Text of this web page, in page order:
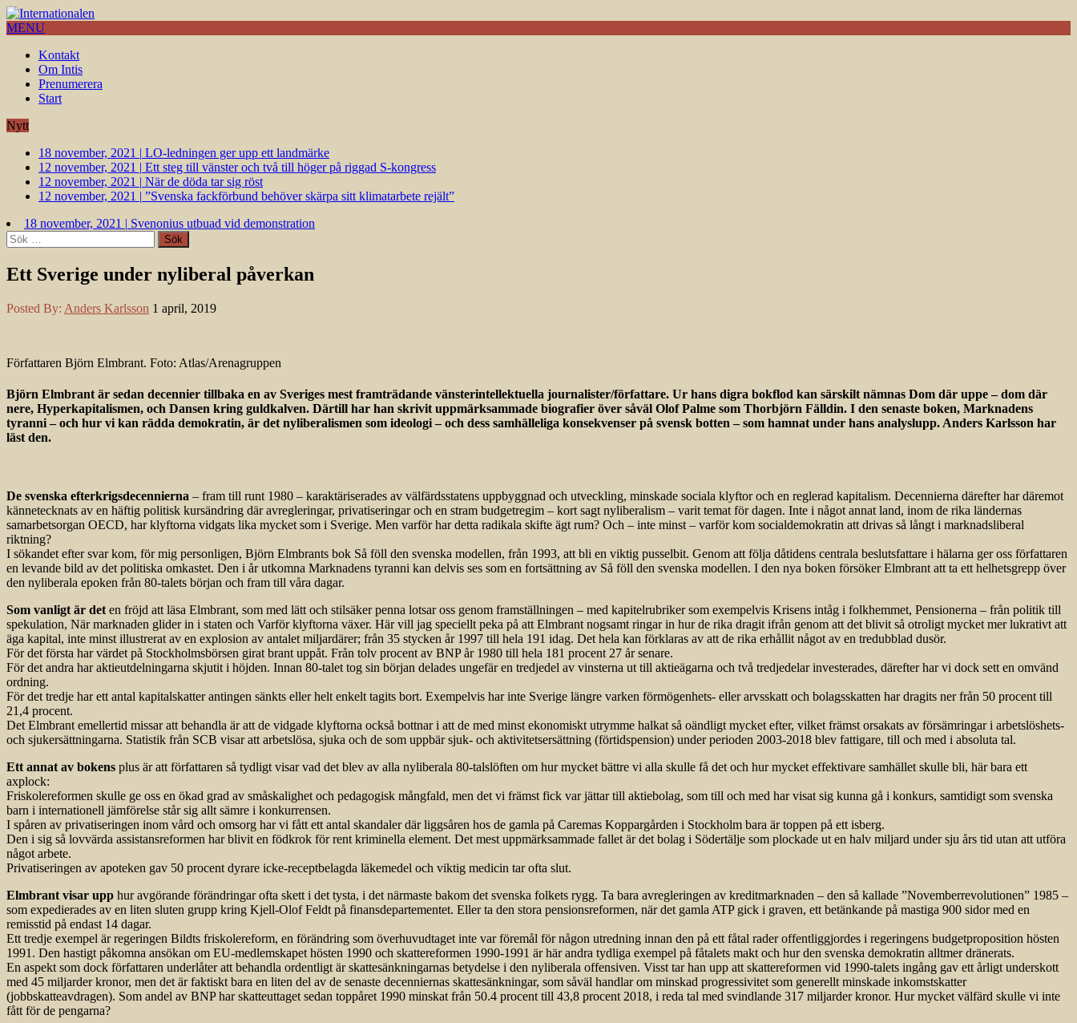
MENU
Kontakt
Om Intis
Prenumerera
Start
Nytt
18 november, 2021 | LO-ledningen ger upp ett landmärke
12 november, 2021 | Ett steg till vänster och två till höger på riggad S-kongress
12 november, 2021 | När de döda tar sig röst
12 november, 2021 | ”Svenska fackförbund behöver skärpa sitt klimatarbete rejält”
18 november, 2021 | Svenonius utbuad vid demonstration
Sök
efter:
Ett Sverige under nyliberal påverkan
Posted By: Anders Karlsson 1 april, 2019
Författaren Björn Elmbrant. Foto: Atlas/Arenagruppen
Björn Elmbrant är sedan decennier tillbaka en av Sveriges mest framträdande vänsterintellektuella journalister/författare. Ur hans digra bokflod kan särskilt nämnas Dom där uppe – dom där
nere, Hyperkapitalismen, och Dansen kring guldkalven. Därtill har han skrivit uppmärksammade biografier över såväl Olof Palme som Thorbjörn Fälldin. I den senaste boken, Marknadens
tyranni – och hur vi kan rädda demokratin, är det nyliberalismen som ideologi – och dess samhälleliga konsekvenser på svensk botten – som hamnat under hans analyslupp. Anders Karlsson har
läst den.
De svenska efterkrigsdecennierna – fram till runt 1980 – karaktäriserades av välfärdsstatens uppbyggnad och utveckling, minskade sociala klyftor och en reglerad kapitalism. Decennierna därefter har däremot
kännetecknats av en häftig politisk kursändring där avregleringar, privatiseringar och en stram budgetregim – kort sagt nyliberalism – varit temat för dagen. Inte i något annat land, inom de rika ländernas
samarbetsorgan OECD, har klyftorna vidgats lika mycket som i Sverige. Men varför har detta radikala skifte ägt rum? Och – inte minst – varför kom socialdemokratin att drivas så långt i marknadsliberal
riktning?
I sökandet efter svar kom, för mig personligen, Björn Elmbrants bok Så föll den svenska modellen, från 1993, att bli en viktig pusselbit. Genom att följa dåtidens centrala beslutsfattare i hälarna ger oss författaren
en levande bild av det politiska omkastet. Den i år utkomna Marknadens tyranni kan delvis ses som en fortsättning av Så föll den svenska modellen. I den nya boken försöker Elmbrant att ta ett helhetsgrepp över
den nyliberala epoken från 80-talets början och fram till våra dagar.
Som vanligt är det en fröjd att läsa Elmbrant, som med lätt och stilsäker penna lotsar oss genom framställningen – med kapitelrubriker som exempelvis Krisens intåg i folkhemmet, Pensionerna – från politik till
spekulation, När marknaden glider in i staten och Varför klyftorna växer. Här vill jag speciellt peka på att Elmbrant nogsamt ringar in hur de rika dragit ifrån genom att det blivit så otroligt mycket mer lukrativt att
äga kapital, inte minst illustrerat av en explosion av antalet miljardärer; från 35 stycken år 1997 till hela 191 idag. Det hela kan förklaras av att de rika erhållit något av en tredubblad dusör.
För det första har värdet på Stockholmsbörsen girat brant uppåt. Från tolv procent av BNP år 1980 till hela 181 procent 27 år senare.
För det andra har aktieutdelningarna skjutit i höjden. Innan 80-talet tog sin början delades ungefär en tredjedel av vinsterna ut till aktieägarna och två tredjedelar investerades, därefter har vi dock sett en omvänd
ordning.
För det tredje har ett antal kapitalskatter antingen sänkts eller helt enkelt tagits bort. Exempelvis har inte Sverige längre varken förmögenhets- eller arvsskatt och bolagsskatten har dragits ner från 50 procent till
21,4 procent.
Det Elmbrant emellertid missar att behandla är att de vidgade klyftorna också bottnar i att de med minst ekonomiskt utrymme halkat så oändligt mycket efter, vilket främst orsakats av försämringar i arbetslöshets-
och sjukersättningarna. Statistik från SCB visar att arbetslösa, sjuka och de som uppbär sjuk- och aktivitetsersättning (förtidspension) under perioden 2003-2018 blev fattigare, till och med i absoluta tal.
Ett annat av bokens plus är att författaren så tydligt visar vad det blev av alla nyliberala 80-talslöften om hur mycket bättre vi alla skulle få det och hur mycket effektivare samhället skulle bli, här bara ett
axplock:
Friskolereformen skulle ge oss en ökad grad av småskalighet och pedagogisk mångfald, men det vi främst fick var jättar till aktiebolag, som till och med har visat sig kunna gå i konkurs, samtidigt som svenska
barn i internationell jämförelse står sig allt sämre i konkurrensen.
I spåren av privatiseringen inom vård och omsorg har vi fått ett antal skandaler där liggsåren hos de gamla på Caremas Koppargården i Stockholm bara är toppen på ett isberg.
Den i sig så lovvärda assistansreformen har blivit en födkrok för rent kriminella element. Det mest uppmärksammade fallet är det bolag i Södertälje som plockade ut en halv miljard under sju års tid utan att utföra
något arbete.
Privatiseringen av apoteken gav 50 procent dyrare icke-­receptbelagda läkemedel och viktig medicin tar ofta slut.
Elmbrant visar upp hur avgörande förändringar ofta skett i det tysta, i det närmaste bakom det svenska folkets rygg. Ta bara avregleringen av kreditmarknaden – den så kallade ”Novemberrevolutionen” 1985 –
som expedierades av en liten sluten grupp kring Kjell-Olof Feldt på finansdepartementet. Eller ta den stora pensionsreformen, när det gamla ATP gick i graven, ett betänkande på mastiga 900 sidor med en
remisstid på endast 14 dagar.
Ett tredje exempel är regeringen Bildts friskolereform, en förändring som överhuvudtaget inte var föremål för någon utredning innan den på ett fåtal rader offentliggjordes i rege­ringens budgetproposition hösten
1991. Den hastigt påkomna ansökan om EU-medlemskapet hösten 1990 och skattereformen 1990-1991 är här andra tydliga exempel på fåtalets makt och hur den svenska demokratin alltmer dränerats.
En aspekt som dock författaren underlåter att behandla ordentligt är skattesänkningarnas betydelse i den nyliberala offensiven. Visst tar han upp att skattereformen vid 1990-talets ingång gav ett årligt underskott
med 45 miljarder kronor, men det är faktiskt bara en liten del av de senaste decenniernas skattesänkningar, som såväl handlar om minskad progressivitet som generellt minskade inkomstskatter
(jobbskatteavdragen). Som andel av BNP har skatteuttaget sedan toppåret 1990 minskat från 50.4 procent till 43,8 procent 2018, i reda tal med svindlande 317 miljarder kronor. Hur mycket välfärd skulle vi inte
fått för de pengarna?